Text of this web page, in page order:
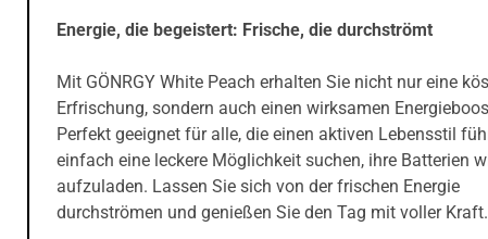
Energie, die begeistert: Frische, die durchströmt
Mit GÖNRGY White Peach erhalten Sie nicht nur eine
Erfrischung, sondern auch einen wirksamen
Perfekt geeignet für alle, die einen aktiven Lebensstil
einfach eine leckere Möglichkeit suchen, ihre Batterien
aufzuladen. Lassen Sie sich von der frischen Energie
durchströmen und genießen Sie den Tag mit voller Kraft.